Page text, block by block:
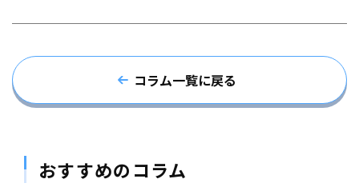
コラム一覧に戻る
おすすめのコラム